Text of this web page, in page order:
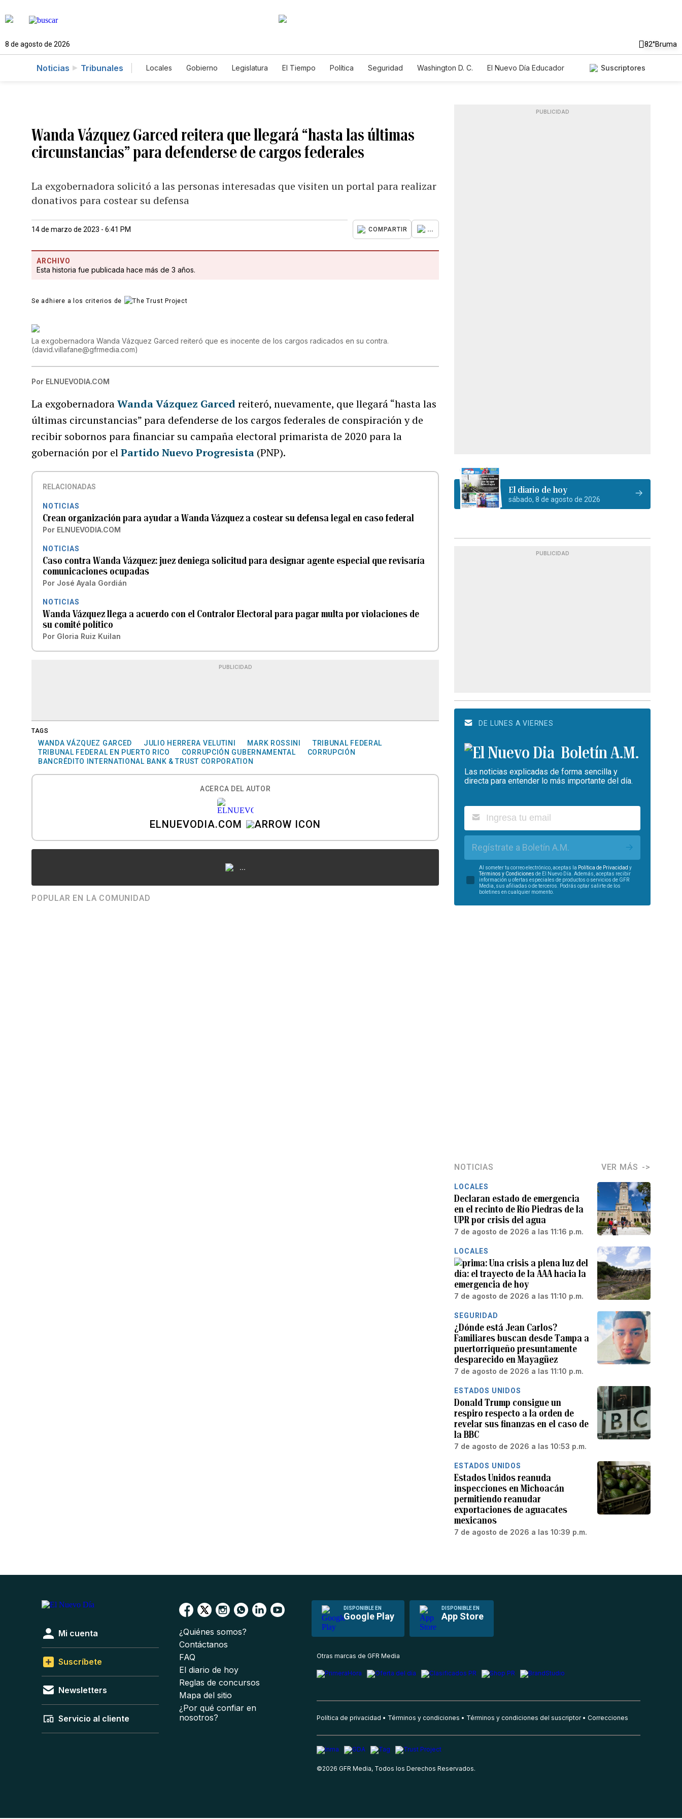
8 de agosto de 2026 82°Bruma
Noticias Tribunales Locales Gobierno Legislatura El Tiempo Política Seguridad Washington D. C.
El Nuevo Día Educador
Suscriptores
Wanda Vázquez Garced reitera que llegará “hasta las últimas
circunstancias” para defenderse de cargos federales
La exgobernadora solicitó a las personas interesadas que visiten un portal para realizar
donativos para costear su defensa
14 de marzo de 2023 - 6:41 PM COMPARTIR ...
ARCHIVO
Esta historia fue publicada hace más de 3 años.
Se adhiere a los criterios de
La exgobernadora Wanda Vázquez Garced reiteró que es inocente de los cargos radicados en su contra.
(david.villafane@gfrmedia.com)
Por ELNUEVODIA.COM
La exgobernadoraWanda Vázquez Garcedreiteró, nuevamente, que llegará “hasta las
últimas circunstancias” para defenderse de los cargos federales de conspiración y de
recibir sobornos para financiar su campaña electoral primarista de 2020 para la
gobernación por elPartido Nuevo Progresista (PNP).
RELACIONADAS
NOTICIAS
Crean organización para ayudar a Wanda Vázquez a costear su defensa legal en caso federal
Por ELNUEVODIA.COM
NOTICIAS
Caso contra Wanda Vázquez: juez deniega solicitud para designar agente especial que revisaría
comunicaciones ocupadas
Por José Ayala Gordián
NOTICIAS
Wanda Vázquez llega a acuerdo con el Contralor Electoral para pagar multa por violaciones de
su comité político
Por Gloria Ruiz Kuilan
PUBLICIDAD
TAGS
WANDA VÁZQUEZ GARCED JULIO HERRERA VELUTINI MARK ROSSINI
TRIBUNAL FEDERAL
TRIBUNAL FEDERAL EN PUERTO RICO
CORRUPCIÓN GUBERNAMENTAL
CORRUPCIÓN
BANCRÉDITO INTERNATIONAL BANK & TRUST CORPORATION
ACERCA DEL AUTOR
ELNUEVODIA.COM
...
POPULAR EN LA COMUNIDAD
PUBLICIDAD
El diario de hoy
sábado, 8 de agosto de 2026
PUBLICIDAD
DE LUNES A VIERNES
Boletín A.M.
Las noticias explicadas de forma sencilla y
directa para entender lo más importante del día.
Regístrate a Boletín A.M.
Al someter tu correo electrónico, aceptas la Política de Privacidad y
Términos y Condiciones de El Nuevo Día. Además, aceptas recibir
información u ofertas especiales de productos o servicios de GFR
Media, sus afiliadas o de terceros. Podrás optar salirte de los
boletines en cualquier momento.
NOTICIAS VER MÁS
LOCALES
Declaran estado de emergencia
en el recinto de Río Piedras de la
UPR por crisis del agua
7 de agosto de 2026 a las 11:16 p.m.
LOCALES
Una crisis a plena luz del
día: el trayecto de la AAA hacia la
emergencia de hoy
7 de agosto de 2026 a las 11:10 p.m.
SEGURIDAD
¿Dónde está Jean Carlos?
Familiares buscan desde Tampa a
puertorriqueño presuntamente
desparecido en Mayagüez
7 de agosto de 2026 a las 11:10 p.m.
ESTADOS UNIDOS
Donald Trump consigue un
respiro respecto a la orden de
revelar sus finanzas en el caso de
la BBC
7 de agosto de 2026 a las 10:53 p.m.
ESTADOS UNIDOS
Estados Unidos reanuda
inspecciones en Michoacán
permitiendo reanudar
exportaciones de aguacates
mexicanos
7 de agosto de 2026 a las 10:39 p.m.
DISPONIBLE EN
Google Play
DISPONIBLE EN
App Store
Mi cuenta
Suscríbete
Newsletters
Servicio al cliente
¿Quiénes somos?
Contáctanos
FAQ
El diario de hoy
Reglas de concursos
Mapa del sitio
¿Por qué confiar en
nosotros?
Otras marcas de GFR Media
Política de privacidad Términos y condiciones Términos y condiciones del suscriptor Correcciones
©2026 GFR Media, Todos los Derechos Reservados.